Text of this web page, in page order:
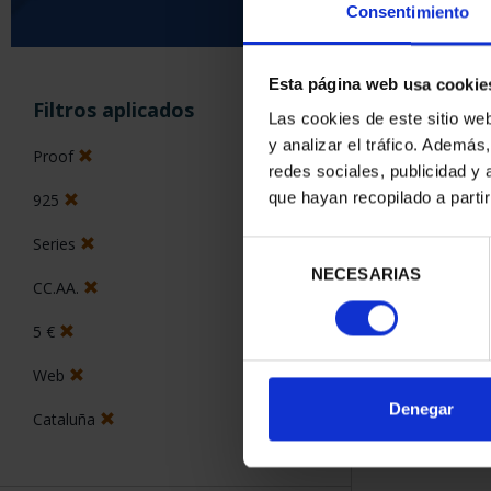
Consentimiento
Esta página web usa
Las cookies de este sitio
y analizar el tráfico.
redes sociales, publicidad y
que hayan recopilado a
consentimiento
NECESARIAS
Denegar
Filtros aplicados
Proof
925
Series
CC.AA.
5 €
Web
Cataluña
ORDENAR POR:
1 Productos